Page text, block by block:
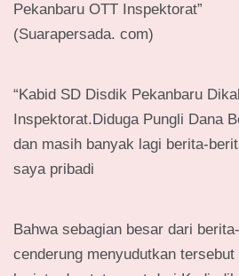
Pekanbaru OTT Inspektorat”
(Suarapersada. com)
“Kabid SD Disdik Pekanbaru
Inspektorat.Diduga Pungli Dana
dan masih banyak lagi berita-
saya pribadi
Bahwa sebagian besar dari
cenderung menyudutkan